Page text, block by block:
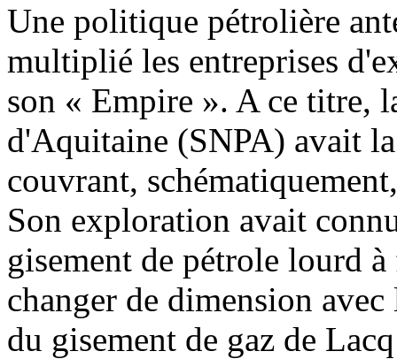
Une politique pétrolière
multiplié les entreprises
son « Empire ». A ce titre,
d'Aquitaine (SNPA) avait
couvrant,
Son exploration avait
gisement de pétrole lourd
changer de dimension
du gisement de gaz de